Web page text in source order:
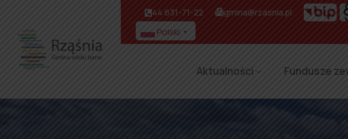
44 631-71-22 gmina@rzasnia.pl
Polski ▼
Aktualności Fundusze